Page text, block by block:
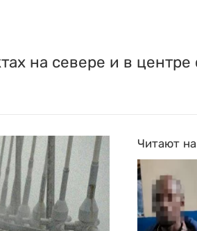
на севере и в центре
Читают